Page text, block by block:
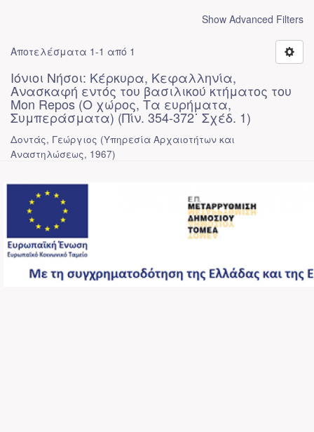
Show Advanced Filters
Αποτελέσματα 1-1 από 1
Ιόνιοι Νήσοι: Κέρκυρα, Κεφαλληνία,
Ανασκαφή εντός του βασιλικού κτήματος του
Mon Repos (Ο χώρος, Τα ευρήματα,
Συμπεράσματα) (Πίν. 354-372˙ Σχέδ. 1)
Δοντάς, Γεώργιος (Υπηρεσία Αρχαιοτήτων και
Αναστηλώσεως, 1967)